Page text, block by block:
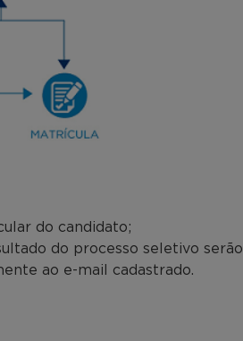
do candidato;
do processo seletivo serão
ao e-mail cadastrado.